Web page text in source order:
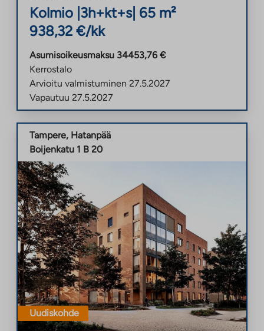
Kolmio 3h+kt+s| 65 m²
938,32 €/kk
Asumisoikeusmaksu 34453,76 €
Kerrostalo
Arvioitu valmistuminen 27.5.2027
Vapautuu 27.5.2027
Tampere, Hatanpää
Boijenkatu 1 B 20
Uudiskohde